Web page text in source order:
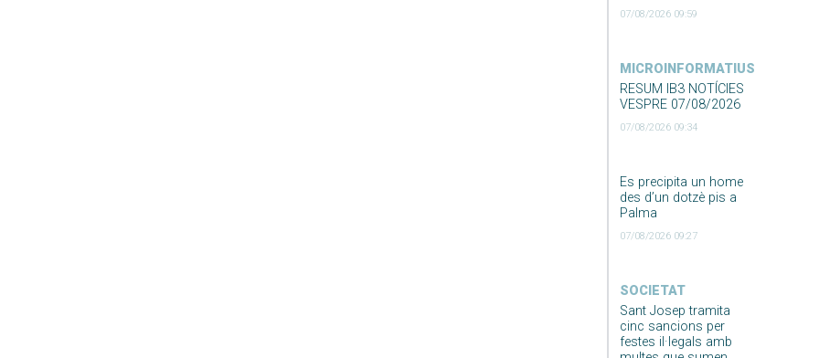
07/08/2026 09:59
MICROINFORMATIUS
RESUM IB3 NOTÍCIES
VESPRE 07/08/2026
07/08/2026 09:34
Es precipita un home
des d’un dotzè pis a
Palma
07/08/2026 09:27
SOCIETAT
Sant Josep tramita
cinc sancions per
festes il·legals amb